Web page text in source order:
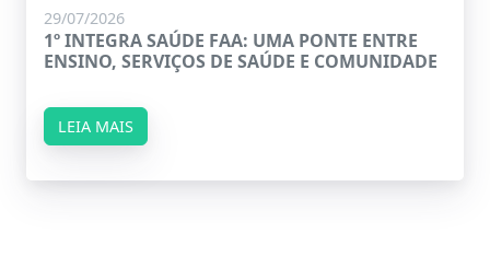
29/07/2026
1º INTEGRA SAÚDE FAA: UMA PONTE ENTRE
ENSINO, SERVIÇOS DE SAÚDE E COMUNIDADE
LEIA MAIS